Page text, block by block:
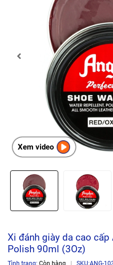
Xem video
Xi đánh giày da cao cấp
Polish 90ml (3Oz)